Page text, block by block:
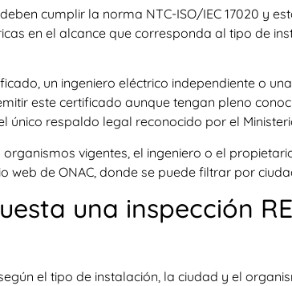
cumplir la norma NTC-ISO/IEC 17020 y
en el alcance que corresponda al tipo de
un ingeniero eléctrico independiente o
este certificado aunque tengan pleno
único respaldo legal reconocido por el
vigentes, el ingeniero o el
web de ONAC, donde se puede filtrar por
una inspección
el tipo de instalación, la ciudad y el